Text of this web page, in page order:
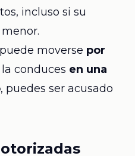
incluso si su
moverse por
conduces en una
, puedes ser acusado